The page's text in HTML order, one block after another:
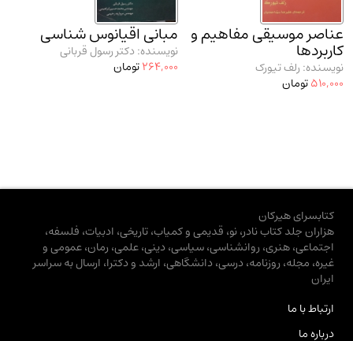
عناصر موسیقی مفاهیم و
کاربردها
نویسنده: رلف تیورک
510,000تومان
مبانی اقیانوس شناسی
نویسنده: دکتر رسول قربانی
264,000تومان
کتابسرای هیرکان
هزاران جلد کتاب نادر، نو، قدیمی و کمیاب، تاریخی، ادبیات، فلسفه،
اجتماعی، هنری، روانشناسی، سیاسی، دینی، علمی، رمان، عمومی و
غیره، مجله، روزنامه، درسی، دانشگاهی، ارشد و دکترا، ارسال به سراسر
ایران
ارتباط با ما
درباره ما